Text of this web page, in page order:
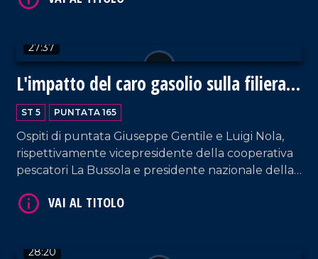
27:37
L'impatto del caro gasolio sulla filiera
alimentare
ST 5 PUNTATA 165
Ospiti di puntata Giuseppe Gentile e Luigi Nola,
rispettivamente vicepresidente della cooperativa
pescatori La Bussola e presidente nazionale della
sulle ripercussione della guerra in Medioriente
28:20
VAI AL TITOLO